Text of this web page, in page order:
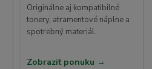
Originálne aj kompatibilné
tonery, atramentové náplne a
spotrebný materiál.
Zobraziť ponuku